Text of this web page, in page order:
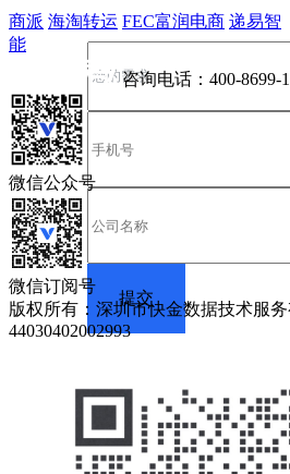
商派 海淘转运 FEC富润电商 递易智
能
咨询电话： 400-8699-
微信公众号
微信订阅号
版权所有：深圳市快金数据技术服
44030402002993